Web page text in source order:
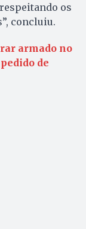
os
concluiu.
armado no
de